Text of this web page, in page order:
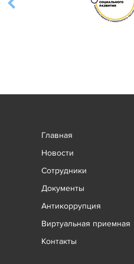
Главная
Новости
Сотрудники
Документы
Антикоррупция
Виртуальная приемная
Контакты